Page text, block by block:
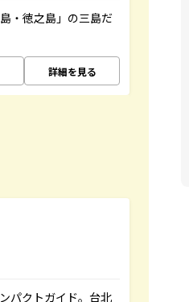
・徳之島」の三島だ
詳細を見る
パクトガイド。台北